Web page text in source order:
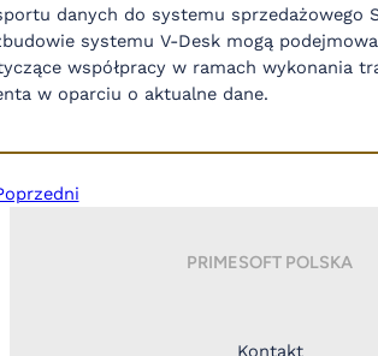
danych do systemu sprzedażowego
systemu V-Desk mogą
współpracy w ramach wykonania
w oparciu o aktualne dane.
PRIMESOFT POLSKA
Kontakt